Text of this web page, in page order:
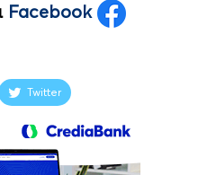
Facebook
Twitter